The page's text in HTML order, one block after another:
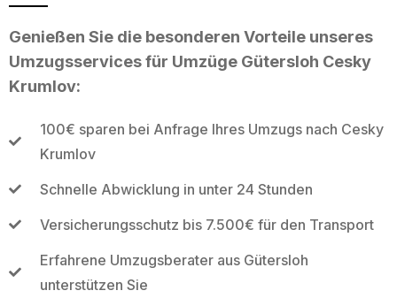
Genießen Sie die besonderen Vorteile unseres
Umzugsservices für Umzüge Gütersloh Cesky
Krumlov:
100€ sparen bei Anfrage Ihres Umzugs nach Cesky
Krumlov
Schnelle Abwicklung in unter 24 Stunden
Versicherungsschutz bis 7.500€ für den Transport
Erfahrene Umzugsberater aus Gütersloh
unterstützen Sie